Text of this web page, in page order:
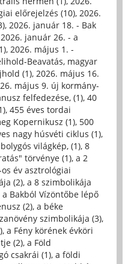
előrejelzés (10), 2026.
, 2026. január 18. - Bak
2026. január 26. - a
, 2026. május 1. -
Beavatás, magyar
(1), 2026. május 16.
május 9. új kormány-
felfedezése, (1), 40
, 455 éves tordai
Kopernikusz (1), 500
nagy húsvéti ciklus (1),
világkép, (1), 8
törvénye (1), a 2
os év asztrológiai
(2), a 8 szimbolikája
a Bakból Vízöntőbe lépő
(2), a béke
szimbolikája (3),
, a Fény körének évköri
(2), a Föld
csakrái (1), a földi